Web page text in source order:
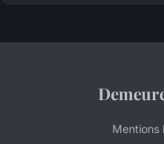
Mentions